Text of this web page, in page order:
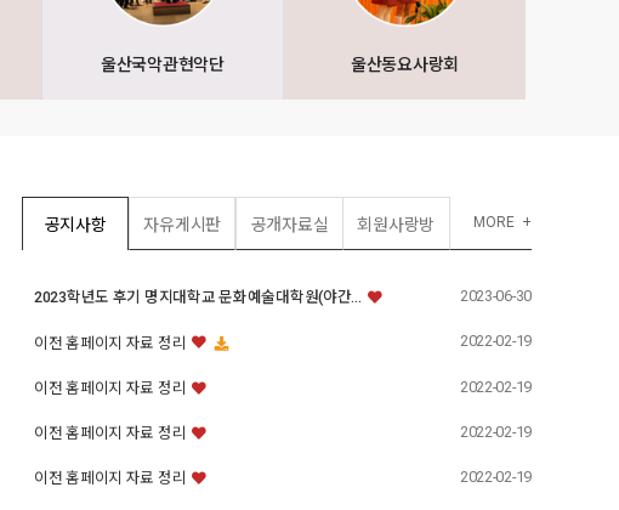
울산국악관현악단 울산동요사랑회
공지사항 자유게시판 공개자료실 회원사랑방
2023학년도 후기 명지대학교 문화예술대학원(야간… 2023-06-30
이전 홈페이지 자료 정리 2022-02-19
이전 홈페이지 자료 정리 2022-02-19
이전 홈페이지 자료 정리 2022-02-19
이전 홈페이지 자료 정리 2022-02-19
MORE